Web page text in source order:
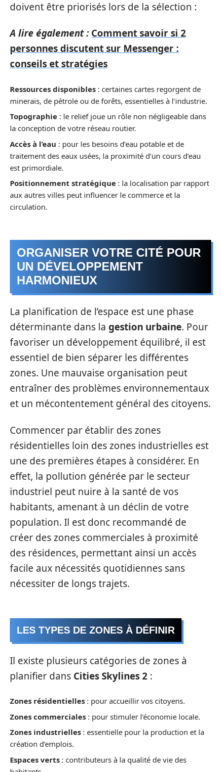
doivent être priorisés lors de la sélection :
A lire également : Comment savoir si 2
personnes discutent sur Messenger :
conseils et stratégies
Ressources disponibles : certaines cartes regorgent de
minerais, de pétrole ou de forêts, essentielles à l’industrie.
Topographie : le relief joue un rôle non négligeable dans
la conception de votre réseau routier.
Accès à l’eau : pour les besoins d’eau potable et de
traitement des eaux usées, la proximité d’un cours d’eau
est primordiale.
Positionnement stratégique : la localisation par rapport
aux autres villes peut influencer le commerce et la
circulation.
ORGANISER VOTRE CITÉ POUR
UN DÉVELOPPEMENT
HARMONIEUX
La planification de l’espace est une phase
déterminante dans la gestion urbaine. Pour
favoriser un développement équilibré, il est
essentiel de bien séparer les différentes
zones. Une mauvaise organisation peut
entraîner des problèmes environnementaux
et un mécontentement général des citoyens.
Commencer par établir des zones
résidentielles loin des zones industrielles est
une des premières étapes à considérer. En
effet, la pollution générée par le secteur
industriel peut nuire à la santé de vos
habitants, amenant à un déclin de votre
population. Il est donc recommandé de
créer des zones commerciales à proximité
des résidences, permettant ainsi un accès
facile aux nécessités quotidiennes sans
nécessiter de longs trajets.
LES TYPES DE ZONES À DÉFINIR
Il existe plusieurs catégories de zones à
planifier dans Cities Skylines 2 :
Zones résidentielles : pour accueillir vos citoyens.
Zones commerciales : pour stimuler l’économie locale.
Zones industrielles : essentielle pour la production et la
création d’emplois.
Espaces verts : contributeurs à la qualité de vie des